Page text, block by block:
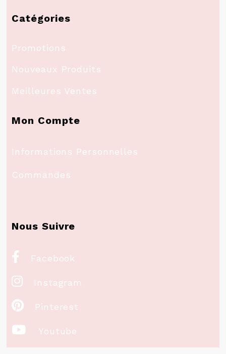
Catégories
Promotions
Nouveaux Produits
Meilleures Ventes
Mon Compte
Informations Personnelles
Commandes
Nous Suivre
 Facebook
 Instagram
 Pinterest
 Youtube